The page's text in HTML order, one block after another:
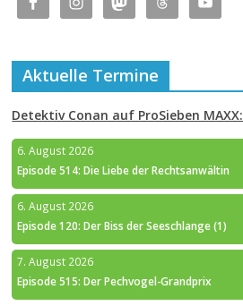
Aktuelle Termine
Detektiv Conan auf ProSieben MAXX:
6. August 2026
Episode 514: Die Liebe der Rechtsanwältin
6. August 2026
Episode 120: Der Biss der Seeschlange (1)
7. August 2026
Episode 515: Der Pechvogel-Grandprix